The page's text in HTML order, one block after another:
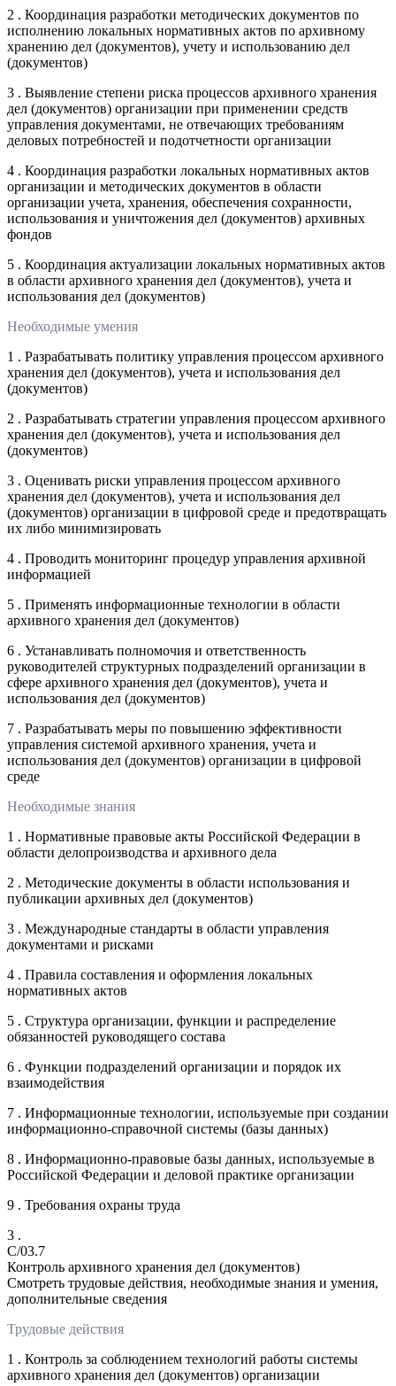
2 . Координация разработки методических документов по
исполнению локальных нормативных актов по архивному
хранению дел (документов), учету и использованию дел
(документов)
3 . Выявление степени риска процессов архивного хранения
дел (документов) организации при применении средств
управления документами, не отвечающих требованиям
деловых потребностей и подотчетности организации
4 . Координация разработки локальных нормативных актов
организации и методических документов в области
организации учета, хранения, обеспечения сохранности,
использования и уничтожения дел (документов) архивных
фондов
5 . Координация актуализации локальных нормативных актов
в области архивного хранения дел (документов), учета и
использования дел (документов)
Необходимые умения
1 . Разрабатывать политику управления процессом архивного
хранения дел (документов), учета и использования дел
(документов)
2 . Разрабатывать стратегии управления процессом архивного
хранения дел (документов), учета и использования дел
(документов)
3 . Оценивать риски управления процессом архивного
хранения дел (документов), учета и использования дел
(документов) организации в цифровой среде и предотвращать
их либо минимизировать
4 . Проводить мониторинг процедур управления архивной
информацией
5 . Применять информационные технологии в области
архивного хранения дел (документов)
6 . Устанавливать полномочия и ответственность
руководителей структурных подразделений организации в
сфере архивного хранения дел (документов), учета и
использования дел (документов)
7 . Разрабатывать меры по повышению эффективности
управления системой архивного хранения, учета и
использования дел (документов) организации в цифровой
среде
Необходимые знания
1 . Нормативные правовые акты Российской Федерации в
области делопроизводства и архивного дела
2 . Методические документы в области использования и
публикации архивных дел (документов)
3 . Международные стандарты в области управления
документами и рисками
4 . Правила составления и оформления локальных
нормативных актов
5 . Структура организации, функции и распределение
обязанностей руководящего состава
6 . Функции подразделений организации и порядок их
взаимодействия
7 . Информационные технологии, используемые при создании
информационно-справочной системы (базы данных)
8 . Информационно-правовые базы данных, используемые в
Российской Федерации и деловой практике организации
9 . Требования охраны труда
3 .
C/03.7
Контроль архивного хранения дел (документов)
Смотреть трудовые действия, необходимые знания и умения,
дополнительные сведения
Трудовые действия
1 . Контроль за соблюдением технологий работы системы
архивного хранения дел (документов) организации